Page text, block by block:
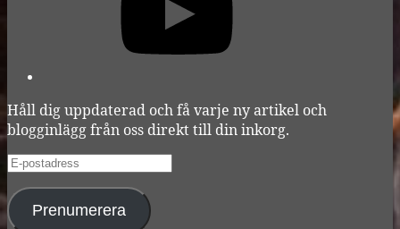
Håll dig uppdaterad och få varje ny artikel och
blogginlägg från oss direkt till din inkorg.
E-
postadress
Prenumerera